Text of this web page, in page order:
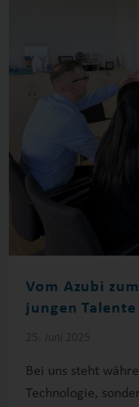
Vom Azubi
jungen
Bei uns steht
Technologie,